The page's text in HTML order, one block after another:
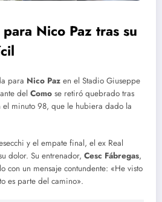
Nico Paz tras su
para Nico Paz en el Stadio Giuseppe
del Como se retiró quebrado tras
minuto 98, que le hubiera dado la
y el empate final, el ex Real
dolor. Su entrenador, Cesc Fábregas,
con un mensaje contundente: «He visto
es parte del camino».